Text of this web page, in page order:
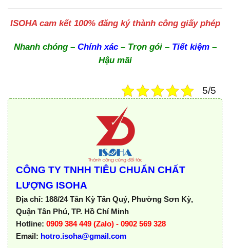
ISOHA cam kết 100% đăng ký thành công giấy phép
Nhanh chóng – Chính xác– Trọn gói – Tiết kiệm–
Hậu mãi
5/5
CÔNG TY TNHH TIÊU CHUẨN CHẤT
LƯỢNG ISOHA
Địa chỉ: 188/24 Tân Kỳ Tân Quý, Phường Sơn Kỳ,
Quận Tân Phú, TP. Hồ Chí Minh
Hotline: 0909 384 449 (Zalo) - 0902 569 328
Email: hotro.isoha@gmail.com